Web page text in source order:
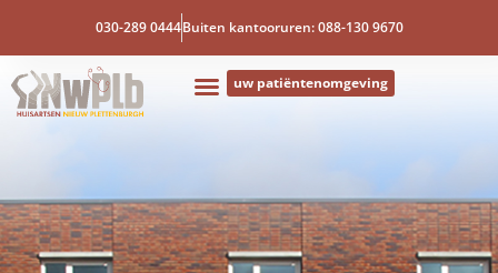
030-289 0444Buiten kantooruren: 088-130 9670
uw patiëntenomgeving